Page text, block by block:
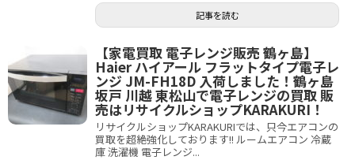
記事を読む
【家電買取 電子レンジ販売 鶴ヶ島】
Haier ハイアール フラットタイプ電子レ
ンジ JM-FH18D 入荷しました！鶴ヶ島
坂戸 川越 東松山で電子レンジの買取 販
売はリサイクルショップKARAKURI！
リサイクルショップKARAKURIでは、只今エアコンの
買取を超絶強化しております!! ルームエアコン 冷蔵
庫 洗濯機 電子レンジ...